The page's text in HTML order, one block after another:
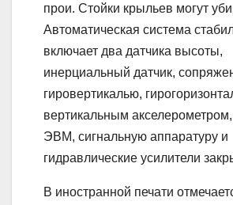
прои. Стойки крыльев могут
Автоматическая система
включает два датчика высоты,
инерциальный датчик,
гировертикалью,
вертикальным
ЭВМ, сигнальную аппаратуру и
гидравлические усилители
В иностранной печати